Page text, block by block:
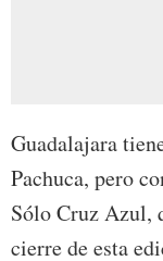
Guadalajara
Pachuca, pero
Sólo Cruz Azul,
cierre de esta